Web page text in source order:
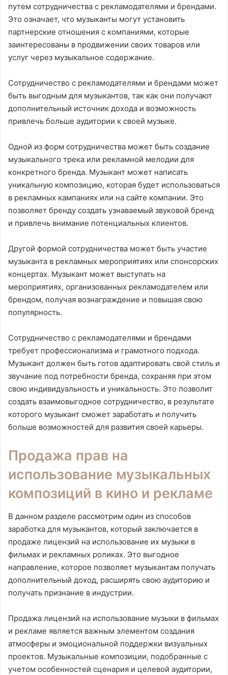
путем сотрудничества с рекламодателями и брендами.
Это означает, что музыканты могут установить
партнерские отношения с компаниями, которые
заинтересованы в продвижении своих товаров или
услуг через музыкальное содержание.
Сотрудничество с рекламодателями и брендами может
быть выгодным для музыкантов, так как они получают
дополнительный источник дохода и возможность
привлечь больше аудитории к своей музыке.
Одной из форм сотрудничества может быть создание
музыкального трека или рекламной мелодии для
конкретного бренда. Музыкант может написать
уникальную композицию, которая будет использоваться
в рекламных кампаниях или на сайте компании. Это
позволяет бренду создать узнаваемый звуковой бренд
и привлечь внимание потенциальных клиентов.
Другой формой сотрудничества может быть участие
музыканта в рекламных мероприятиях или спонсорских
концертах. Музыкант может выступать на
мероприятиях, организованных рекламодателем или
брендом, получая вознаграждение и повышая свою
популярность.
Сотрудничество с рекламодателями и брендами
требует профессионализма и грамотного подхода.
Музыкант должен быть готов адаптировать свой стиль и
звучание под потребности бренда, сохраняя при этом
свою индивидуальность и уникальность. Это позволит
создать взаимовыгодное сотрудничество, в результате
которого музыкант сможет заработать и получить
больше возможностей для развития своей карьеры.
Продажа прав на
использование музыкальных
композиций в кино и рекламе
В данном разделе рассмотрим один из способов
заработка для музыкантов, который заключается в
продаже лицензий на использование их музыки в
фильмах и рекламных роликах. Это выгодное
направление, которое позволяет музыкантам получать
дополнительный доход, расширять свою аудиторию и
получать признание в индустрии.
Продажа лицензий на использование музыки в фильмах
и рекламе является важным элементом создания
атмосферы и эмоциональной поддержки визуальных
проектов. Музыкальные композиции, подобранные с
учетом особенностей сценария и целевой аудитории,